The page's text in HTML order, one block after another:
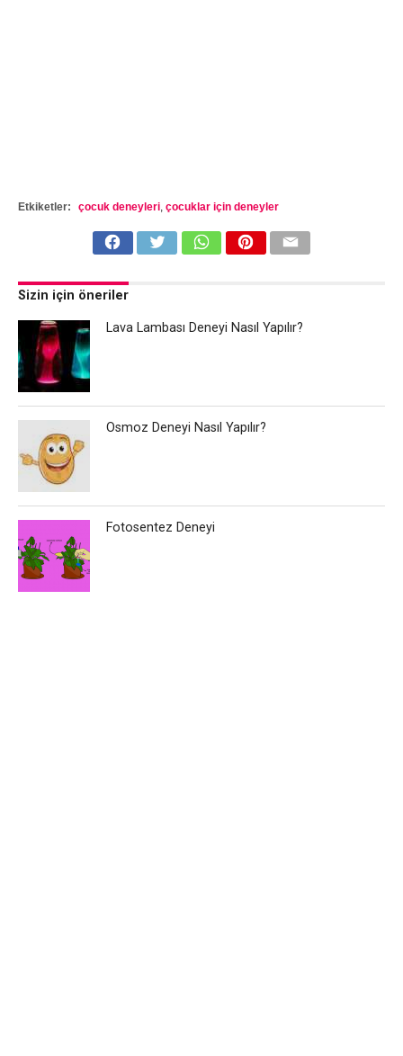
Etkiketler: çocuk deneyleri, çocuklar için deneyler
Sizin için öneriler
Lava Lambası Deneyi Nasıl Yapılır?
Osmoz Deneyi Nasıl Yapılır?
Fotosentez Deneyi